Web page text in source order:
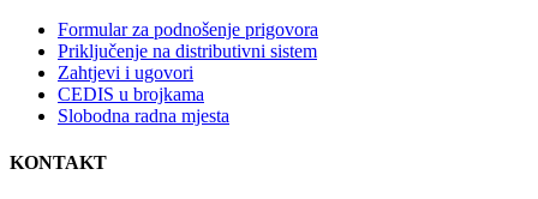
Formular za podnošenje prigovora
Priključenje na distributivni sistem
Zahtjevi i ugovori
CEDIS u brojkama
Slobodna radna mjesta
KONTAKT